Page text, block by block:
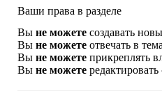
Ваши права в разделе
Вы не можете создавать
Вы не можете отвечать в
Вы не можете прикреплять
Вы не можете